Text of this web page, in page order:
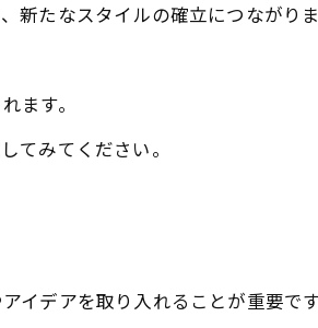
たなスタイルの確立につながりま
ます。
てみてください。
デアを取り入れることが重要です